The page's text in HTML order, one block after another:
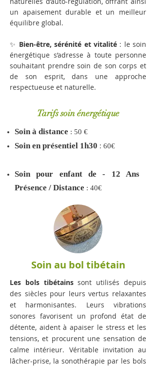
un apaisement durable et un meilleur
équilibre global.
✨ Bien-être, sérénité et vitalité: le soin
énergétique s’adresse à toute personne
souhaitant prendre soin de son corps et
de son esprit, dans une approche
respectueuse et naturelle.
Tarifs soin énergétique
Soin à distance : 50 €
Soin en présentiel 1h30 : 60€
Soin pour enfant de - 12 Ans
Présence / Distance : 40€
Soin au bol tibétain
Les bols tibétainssont utilisés depuis
des siècles pour leurs vertus relaxantes
et harmonisantes. Leurs vibrations
sonores favorisent un profond état de
détente, aident à apaiser le stress et les
tensions, et procurent une sensation de
calme intérieur. Véritable invitation au
lâcher-prise, la sonothérapie par les bols